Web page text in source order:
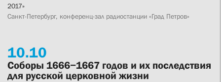
2017»
Санкт-Петербург, конференц-зал радиостанции «Град Петров»
10.10
Соборы 1666−1667 годов и их последствия
для русской церковной жизни